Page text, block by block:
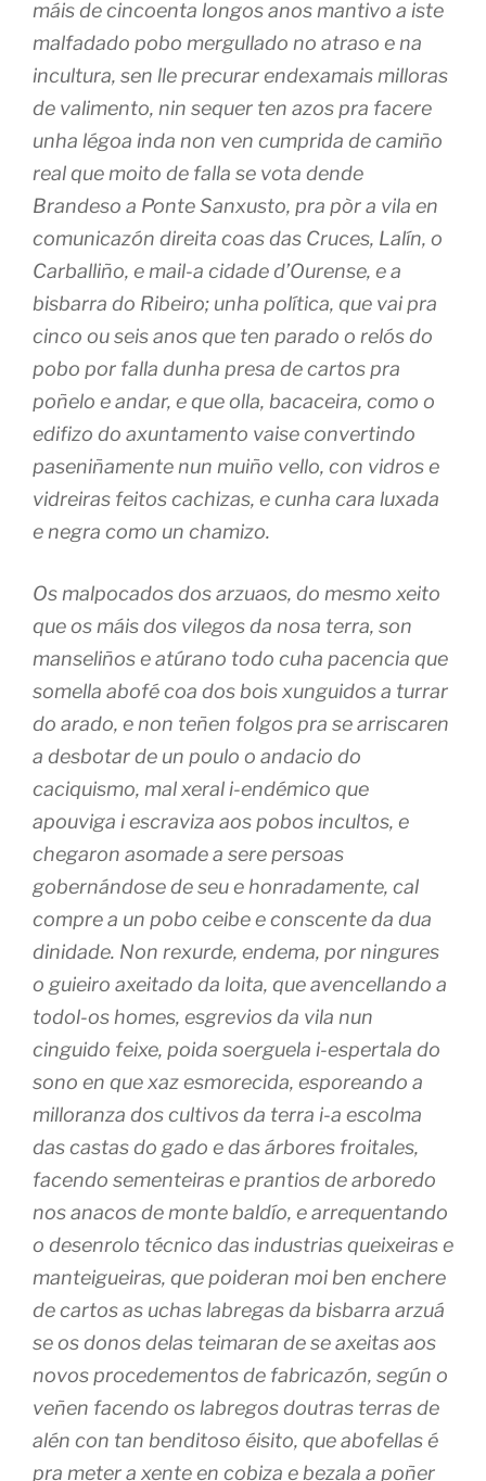
máis de cincoenta longos anos mantivo a iste
malfadado pobo mergullado no atraso e na
incultura, sen lle precurar endexamais milloras
de valimento, nin sequer ten azos pra facere
unha légoa inda non ven cumprida de camiño
real que moito de falla se vota dende
Brandeso a Ponte Sanxusto, pra pòr a vila en
comunicazón direita coas das Cruces, Lalín, o
Carballiño, e mail-a cidade d’Ourense, e a
bisbarra do Ribeiro; unha política, que vai pra
cinco ou seis anos que ten parado o relós do
pobo por falla dunha presa de cartos pra
poñelo e andar, e que olla, bacaceira, como o
edifizo do axuntamento vaise convertindo
paseniñamente nun muiño vello, con vidros e
vidreiras feitos cachizas, e cunha cara luxada
e negra como un chamizo.
Os malpocados dos arzuaos, do mesmo xeito
que os máis dos vilegos da nosa terra, son
manseliños e atúrano todo cuha pacencia que
somella abofé coa dos bois xunguidos a turrar
do arado, e non teñen folgos pra se arriscaren
a desbotar de un poulo o andacio do
caciquismo, mal xeral i-endémico que
apouviga i escraviza aos pobos incultos, e
chegaron asomade a sere persoas
gobernándose de seu e honradamente, cal
compre a un pobo ceibe e conscente da dua
dinidade. Non rexurde, endema, por ningures
o guieiro axeitado da loita, que avencellando a
todol-os homes, esgrevios da vila nun
cinguido feixe, poida soerguela i-espertala do
sono en que xaz esmorecida, esporeando a
milloranza dos cultivos da terra i-a escolma
das castas do gado e das árbores froitales,
facendo sementeiras e prantios de arboredo
nos anacos de monte baldío, e arrequentando
o desenrolo técnico das industrias queixeiras e
manteigueiras, que poideran moi ben enchere
de cartos as uchas labregas da bisbarra arzuá
se os donos delas teimaran de se axeitas aos
novos procedementos de fabricazón, según o
veñen facendo os labregos doutras terras de
alén con tan benditoso éisito, que abofellas é
pra meter a xente en cobiza e bezala a poñer